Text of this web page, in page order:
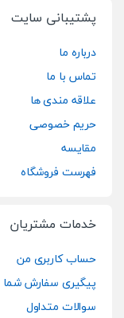
پشتیبانی سایت
درباره ما
تماس با ما
علاقه مندی ها
حریم خصوصی
مقایسه
فهرست فروشگاه
خدمات مشتریان
حساب کاربری من
پیگیری سفارش شما
سوالات متداول